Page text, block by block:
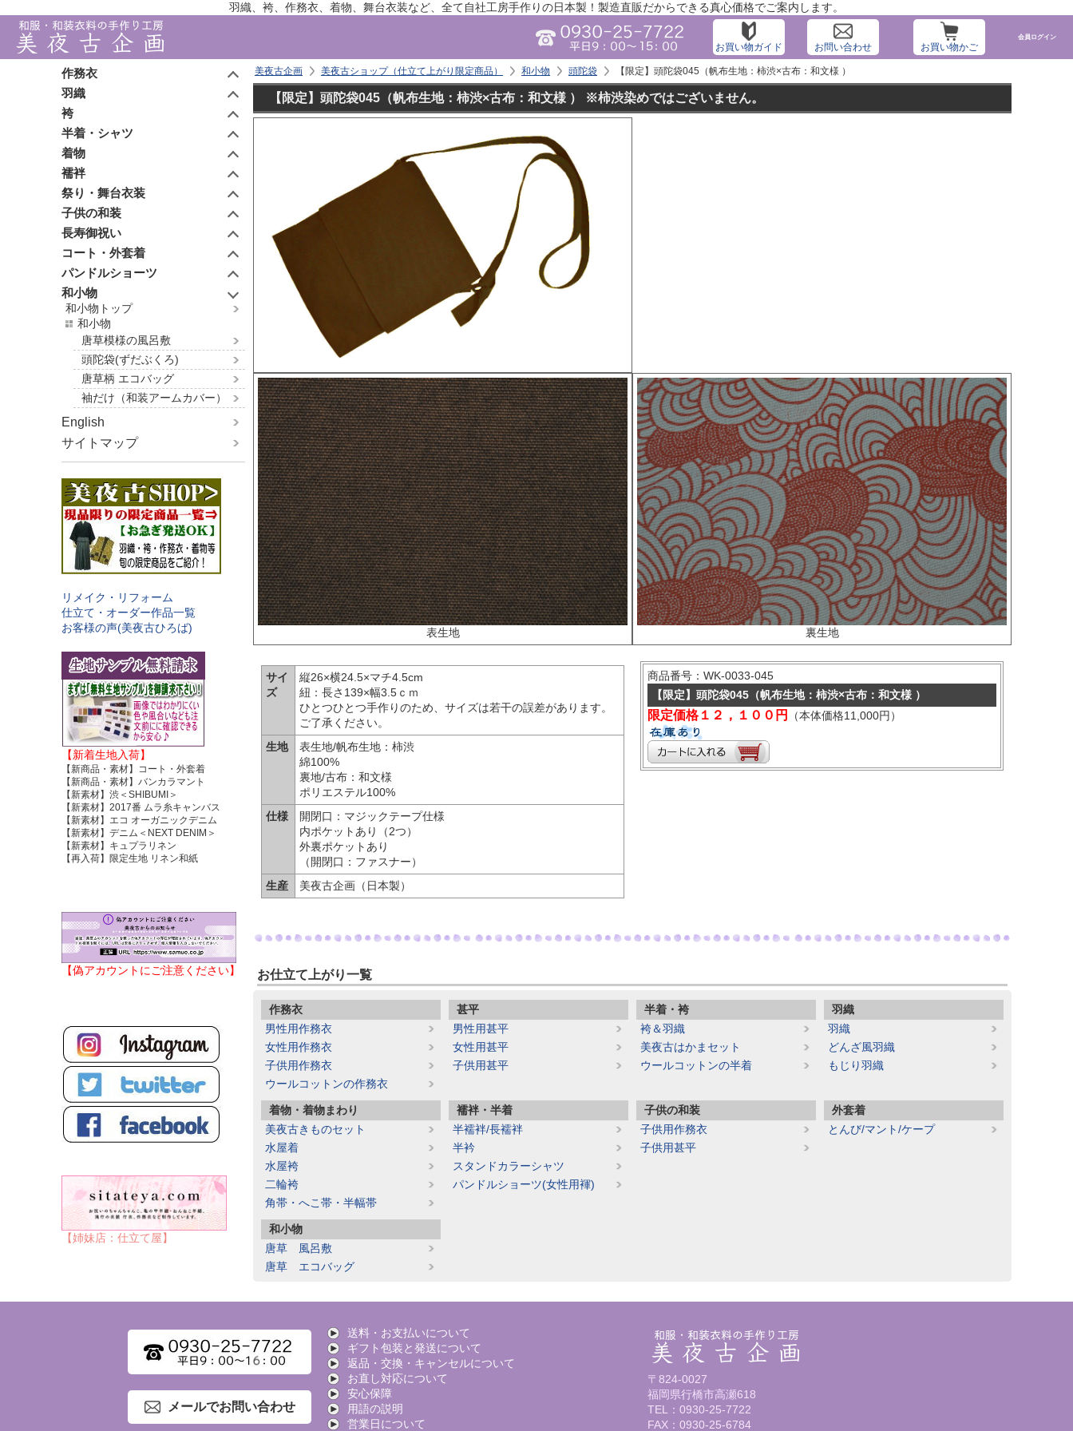
羽織、袴、作務衣、着物、舞台衣装など、全て自社工房手作りの日本製！製造直販だからできる真心価格でご案内します。
会員ログイン
お買い物かご
お問い合わせ
お買い物ガイド
作務衣
羽織
袴
半着・シャツ
着物
襦袢
祭り・舞台衣装
子供の和装
長寿御祝い
コート・外套着
パンドルショーツ
和小物
和小物トップ
和小物
唐草模様の風呂敷
頭陀袋(ずだぶくろ)
唐草柄 エコバッグ
袖だけ（和装アームカバー）
English
サイトマップ
リメイク・リフォーム
仕立て・オーダー作品一覧
お客様の声(美夜古ひろば)
【新着生地入荷】
【新商品・素材】コート・外套着
【新商品・素材】バンカラマント
【新素材】渋＜SHIBUMI＞
【新素材】2017番 ムラ糸キャンバス
【新素材】エコ オーガニックデニム
【新素材】デニム＜NEXT DENIM＞
【新素材】キュプラリネン
【再入荷】限定生地 リネン和紙
【偽アカウントにご注意ください】
【姉妹店：仕立て屋】
美夜古企画 美夜古ショップ（仕立て上がり限定商品） 和小物 頭陀袋 【限定】頭陀袋045（帆布生地：柿渋×古布：和文様 ）
【限定】頭陀袋045（帆布生地：柿渋×古布：和文様 ） ※柿渋染めではございません。
表生地 裏生地
サイ
ズ
縦26×横24.5×マチ4.5cm
紐：長さ139×幅3.5ｃｍ
ひとつひとつ手作りのため、サイズは若干の誤差があります。
ご了承ください。
生地
表生地/帆布生地：柿渋
綿100%
裏地/古布：和文様
ポリエステル100%
仕様
開閉口：マジックテープ仕様
内ポケットあり（2つ）
外裏ポケットあり
（開閉口：ファスナー）
生産
美夜古企画（日本製）
商品番号：WK-0033-045
【限定】頭陀袋045（帆布生地：柿渋×古布：和文様 ）
限定価格１２，１００円 （本体価格11,000円）
お仕立て上がり一覧
作務衣
男性用作務衣
女性用作務衣
子供用作務衣
ウールコットンの作務衣
甚平
男性用甚平
女性用甚平
子供用甚平
半着・袴
袴＆羽織
美夜古はかまセット
ウールコットンの半着
羽織
羽織
どんざ風羽織
もじり羽織
着物・着物まわり
美夜古きものセット
水屋着
水屋袴
二輪袴
角帯・へこ帯・半幅帯
襦袢・半着
半襦袢/長襦袢
半衿
スタンドカラーシャツ
パンドルショーツ(女性用褌)
子供の和装
子供用作務衣
子供用甚平
外套着
とんび/マント/ケープ
和小物
唐草 風呂敷
唐草 エコバッグ
メールでお問い合わせ
送料・お支払いについて
ギフト包装と発送について
返品・交換・キャンセルについて
お直し対応について
安心保障
用語の説明
営業日について
〒824-0027
福岡県行橋市高瀬618
TEL：0930-25-7722
FAX：0930-25-6784